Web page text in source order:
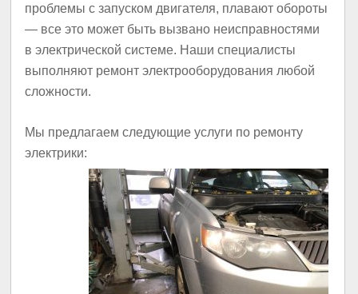
проблемы с запуском двигателя, плавают обороты
— все это может быть вызвано неисправностями
в электрической системе. Наши специалисты
выполняют ремонт электрооборудования любой
сложности.
Мы предлагаем следующие услуги по ремонту
электрики: